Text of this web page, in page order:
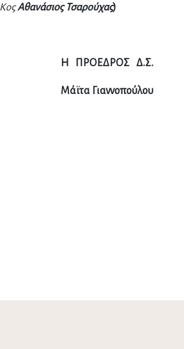
ΚοςΑθανάσιος Τσαρούχας)
Η ΠΡΟΕΔΡΟΣ Δ.Σ.
Μάϊτα Γιαννοπούλου